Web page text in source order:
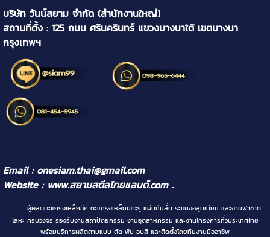
บริษัท วันน์สยาม จำกัด (สำนักงานใหญ่)
สถานที่ตั้ง : 125 ถนน ศรีนครินทร์ แขวงบางนาใต้ เขตบางนา
กรุงเทพฯ
Email : onesiam.thai@gmail.com
Website : www.สยามสตีลไทยแลนด์.com.
ผู้ผลิตตะแกรงเหล็กฉีก ตะแกรงเหล็กเจาะรู แผ่นกันลื่น ระแนงอลูมิเนียม และงานฟาซาด
โลหะ ครบวงจร รองรับงานสถาปัตยกรรม งานอุตสาหกรรม และงานโครงการทั่วประเทศไทย
พร้อมบริการผลิตตามแบบ ตัด พับ อบสี และติดตั้งโดยทีมงานมืออาชีพ